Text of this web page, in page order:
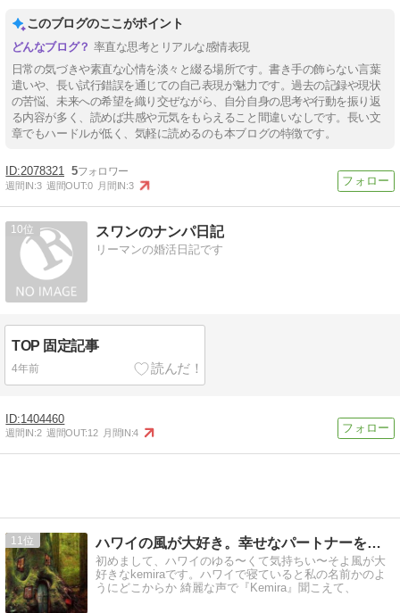
このブログのここがポイント
率直な思考とリアルな感情表現
日常の気づきや素直な心情を淡々と綴る場所です。書き手の飾らない言葉
遣いや、長い試行錯誤を通じての自己表現が魅力です。過去の記録や現状
の苦悩、未来への希望を織り交ぜながら、自分自身の思考や行動を振り返
る内容が多く、読めば共感や元気をもらえること間違いなしです。長い文
章でもハードルが低く、気軽に読めるのも本ブログの特徴です。
2078321 5
週間IN:3 週間OUT:0 月間IN:3
10 スワンのナンパ日記
リーマンの婚活日記です
TOP 固定記事
4年前
1404460
週間IN:2 週間OUT:12 月間IN:4
11 ハワイの風が大好き。幸せなパートナーを見つけた道のり。
初めまして、ハワイのゆる〜くて気持ちい〜そよ風が大
好きなkemiraです。ハワイで寝ていると私の名前かのよ
うにどこからか 綺麗な声で『Kemira』聞こえて、